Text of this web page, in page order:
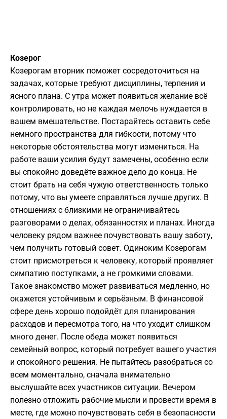
Козерог
Козерогам вторник поможет сосредоточиться на
задачах, которые требуют дисциплины, терпения и
ясного плана. С утра может появиться желание всё
контролировать, но не каждая мелочь нуждается в
вашем вмешательстве. Постарайтесь оставить себе
немного пространства для гибкости, потому что
некоторые обстоятельства могут измениться. На
работе ваши усилия будут замечены, особенно если
вы спокойно доведёте важное дело до конца. Не
стоит брать на себя чужую ответственность только
потому, что вы умеете справляться лучше других. В
отношениях с близкими не ограничивайтесь
разговорами о делах, обязанностях и планах. Иногда
человеку рядом важнее почувствовать вашу заботу,
чем получить готовый совет. Одиноким Козерогам
стоит присмотреться к человеку, который проявляет
симпатию поступками, а не громкими словами.
Такое знакомство может развиваться медленно, но
окажется устойчивым и серьёзным. В финансовой
сфере день хорошо подойдёт для планирования
расходов и пересмотра того, на что уходит слишком
много денег. После обеда может появиться
семейный вопрос, который потребует вашего участия
и спокойного решения. Не пытайтесь разобраться со
всем моментально, сначала внимательно
выслушайте всех участников ситуации. Вечером
полезно отложить рабочие мысли и провести время в
месте, где можно почувствовать себя в безопасности